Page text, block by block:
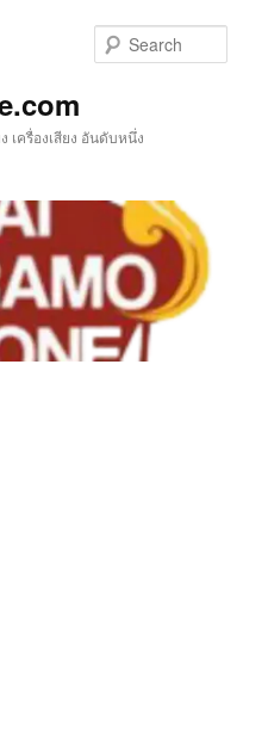
เครื่องเสียง อันดับหนึ่ง